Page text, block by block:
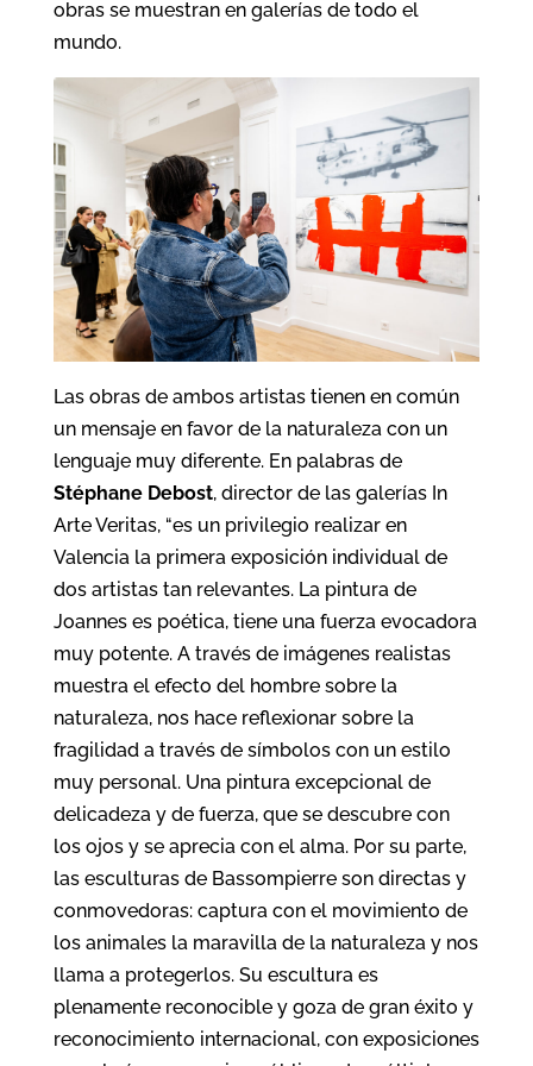
obras se muestran en galerías de todo el
mundo.
Las obras de ambos artistas tienen en común
un mensaje en favor de la naturaleza con un
lenguaje muy diferente. En palabras de
Stéphane Debost, director de las galerías In
Arte Veritas, “es un privilegio realizar en
Valencia la primera exposición individual de
dos artistas tan relevantes. La pintura de
Joannes es poética, tiene una fuerza evocadora
muy potente. A través de imágenes realistas
muestra el efecto del hombre sobre la
naturaleza, nos hace reflexionar sobre la
fragilidad a través de símbolos con un estilo
muy personal. Una pintura excepcional de
delicadeza y de fuerza, que se descubre con
los ojos y se aprecia con el alma. Por su parte,
las esculturas de Bassompierre son directas y
conmovedoras: captura con el movimiento de
los animales la maravilla de la naturaleza y nos
llama a protegerlos. Su escultura es
plenamente reconocible y goza de gran éxito y
reconocimiento internacional, con exposiciones